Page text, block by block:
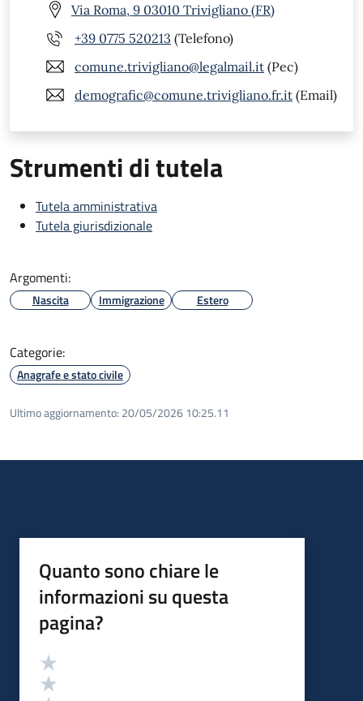
Via Roma, 9 03010 Trivigliano (FR)
+39 0775 520213 (Telefono)
comune.trivigliano@legalmail.it (Pec)
demografic@comune.trivigliano.fr.it (Email)
Strumenti di tutela
Tutela amministrativa
Tutela giurisdizionale
Argomenti:
Nascita Immigrazione Estero
Categorie:
Anagrafe e stato civile
Ultimo aggiornamento: 20/05/2026 10:25.11
Quanto sono chiare le
informazioni su questa
pagina?
Valutazione